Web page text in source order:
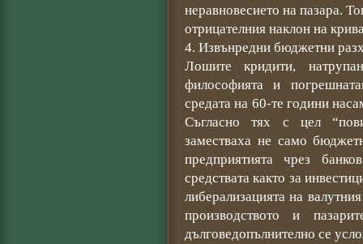
неравновесието на пазара.
отрицателния наклон на
4. Извънредни бюджетни
Лошите кридити,
философията и
средата на 60-те години
Съгласно тях с цел
заместваха не само
предприятията чрез
средствата както за
либерализацията на
производството и
дълговедопълнително се